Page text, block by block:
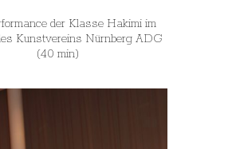
der Klasse Hakimi im
Kunstvereins Nürnberg ADG
(40 min)